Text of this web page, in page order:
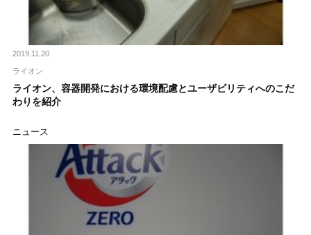
2019.11.20
ライオン
ライオン、容器開発における環境配慮とユーザビリティへのこだ
わりを紹介
ニュース